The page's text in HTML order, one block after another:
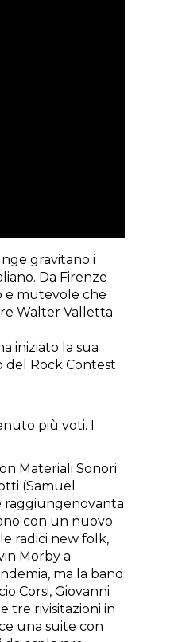
gravitano i
Da Firenze
e mutevole che
Walter Valletta
iniziato la sua
del Rock Contest
più voti. I
Materiali Sonori
(Samuel
raggiungenovanta
con un nuovo
radici new folk,
Morby a
ma la band
Corsi, Giovanni
tre rivisitazioni in
una suite con